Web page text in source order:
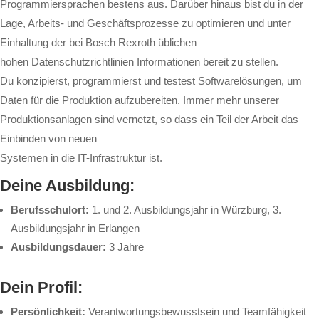
Programmiersprachen bestens aus. Darüber hinaus bist du in der
Lage, Arbeits- und Geschäftsprozesse zu optimieren und unter
Einhaltung der bei Bosch Rexroth üblichen
hohen Datenschutzrichtlinien Informationen bereit zu stellen.
Du konzipierst, programmierst und testest Softwarelösungen, um
Daten für die Produktion aufzubereiten. Immer mehr unserer
Produktionsanlagen sind vernetzt, so dass ein Teil der Arbeit das
Einbinden von neuen
Systemen in die IT-Infrastruktur ist.
Deine Ausbildung:
Berufsschulort: 1. und 2. Ausbildungsjahr in Würzburg, 3.
Ausbildungsjahr in Erlangen
Ausbildungsdauer: 3 Jahre
Dein Profil:
Persönlichkeit: Verantwortungsbewusstsein und Teamfähigkeit